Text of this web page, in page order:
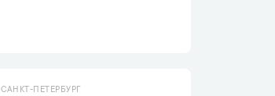
САНКТ-ПЕТЕРБУРГ